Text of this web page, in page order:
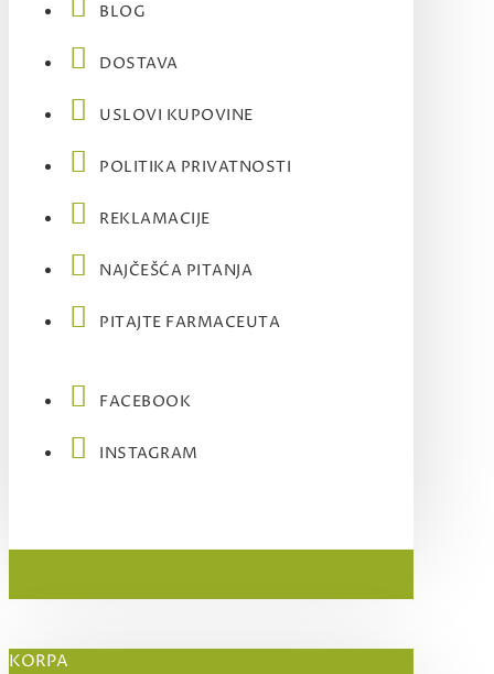
BLOG
DOSTAVA
USLOVI KUPOVINE
POLITIKA PRIVATNOSTI
REKLAMACIJE
NAJČEŠĆA PITANJA
PITAJTE FARMACEUTA
FACEBOOK
INSTAGRAM
KORPA